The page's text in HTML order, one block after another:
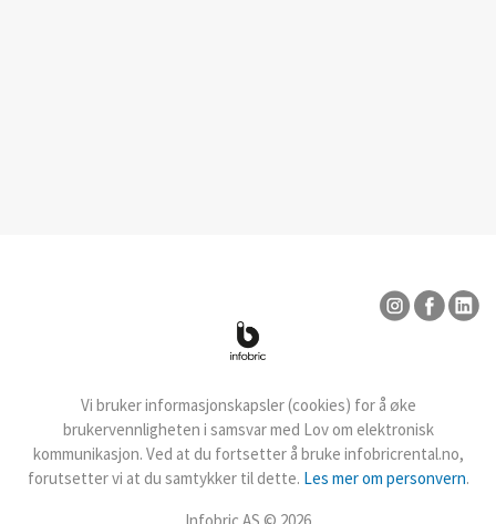
Vi bruker informasjonskapsler (cookies) for å øke
brukervennligheten i samsvar med Lov om elektronisk
kommunikasjon. Ved at du fortsetter å bruke infobricrental.no,
forutsetter vi at du samtykker til dette. Les mer om personvern.